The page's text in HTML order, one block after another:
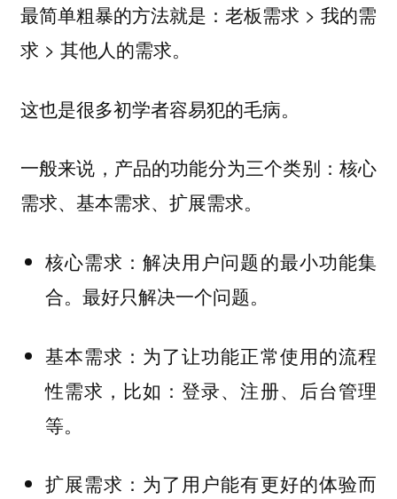
最简单粗暴的方法就是：老板需求 > 我的需
求 > 其他人的需求。
这也是很多初学者容易犯的毛病。
一般来说，产品的功能分为三个类别：核心
需求、基本需求、扩展需求。
核心需求：解决用户问题的最小功能集
合。最好只解决一个问题。
基本需求：为了让功能正常使用的流程
性需求，比如：登录、注册、后台管理
等。
扩展需求：为了用户能有更好的体验而